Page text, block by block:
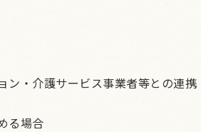
ン・介護サービス事業者等との連携
る場合